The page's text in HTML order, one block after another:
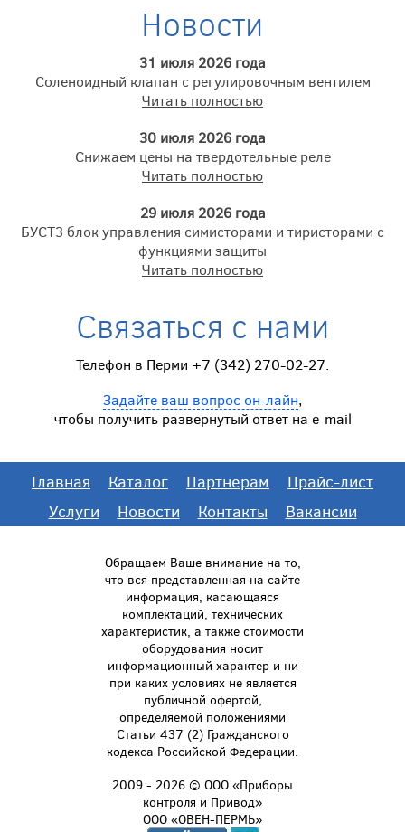
Новости
31 июля 2026 года
Соленоидный клапан с регулировочным вентилем
Читать полностью
30 июля 2026 года
Снижаем цены на твердотельные реле
Читать полностью
29 июля 2026 года
БУСТ3 блок управления симисторами и тиристорами с
функциями защиты
Читать полностью
Связаться с нами
Телефон в Перми +7 (342) 270-02-27.
Задайте ваш вопрос он-лайн,
чтобы получить развернутый ответ на e-mail
Главная Каталог Партнерам
Прайс-лист
Услуги
Новости Контакты Вакансии
Обращаем Ваше внимание на то,
что вся представленная на сайте
информация, касающаяся
комплектаций, технических
характеристик, а также стоимости
оборудования носит
информационный характер и ни
при каких условиях не является
публичной офертой,
определяемой положениями
Статьи 437 (2) Гражданского
кодекса Российской Федерации.
2009 - 2026 © ООО «Приборы
контроля и Привод»
ООО «ОВЕН-ПЕРМЬ»